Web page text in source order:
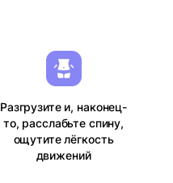
Разгрузите и, наконец-
то, расслабьте спину,
ощутите лёгкость
движений